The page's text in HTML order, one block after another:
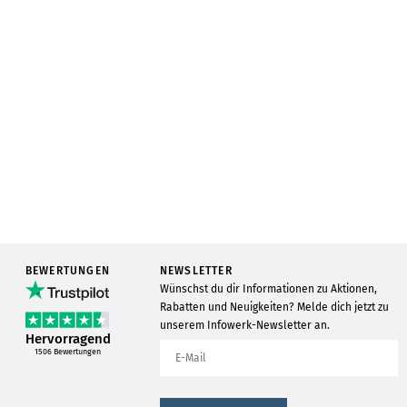
BEWERTUNGEN
Hervorragend
1506 Bewertungen
NEWSLETTER
Wünschst du dir Informationen zu Aktionen,
Rabatten und Neuigkeiten? Melde dich jetzt zu
unserem Infowerk-Newsletter an.